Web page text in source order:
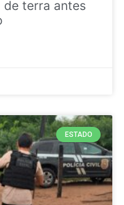
de terra antes
ESTADO